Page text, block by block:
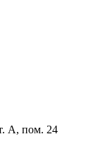
А, пом. 24